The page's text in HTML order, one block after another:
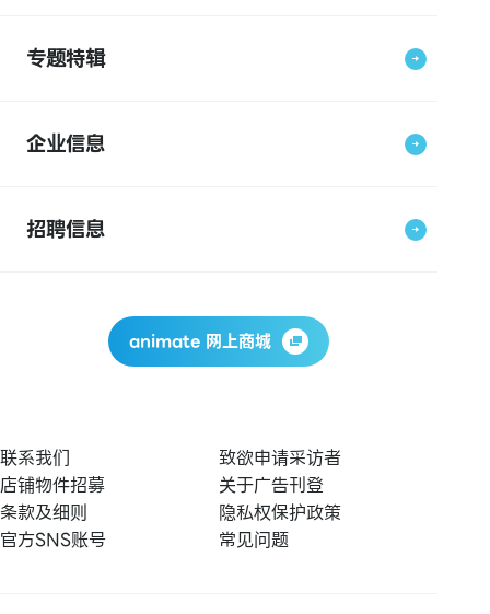
专题特辑
企业信息
招聘信息
animate 网上商城
联系我们
致欲申请采访者
店铺物件招募
关于广告刊登
条款及细则
隐私权保护政策
官方SNS账号
常见问题